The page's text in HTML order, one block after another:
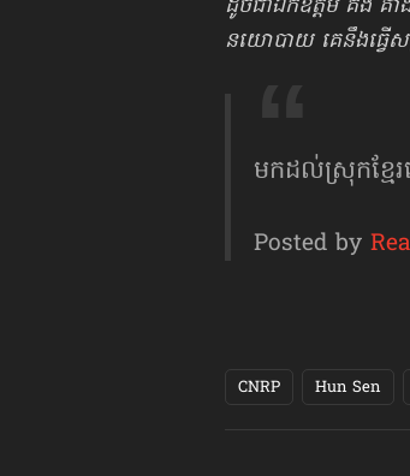
ដូចជាឯកឧត្ដម គង់ គ
នយោបាយ គេនឹងធ្វើ
មកដល់ស្រុកខ្ម
Posted by
CNRP Hun Sen